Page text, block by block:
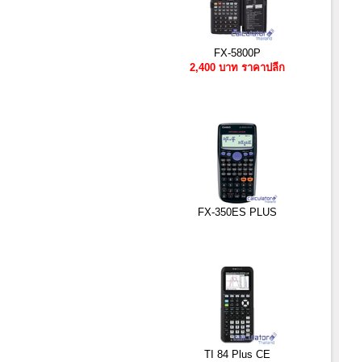
FX-5800P
2,400 บาท ราคาปลีก
FX-350ES PLUS
TI 84 Plus CE